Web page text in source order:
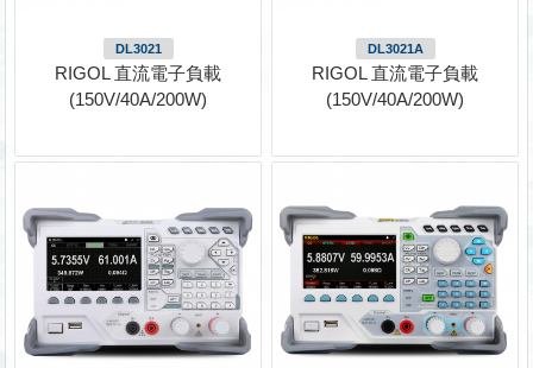
DL3021
RIGOL 直流電子負載
(150V/40A/200W)
DL3021A
RIGOL 直流電子負載
(150V/40A/200W)